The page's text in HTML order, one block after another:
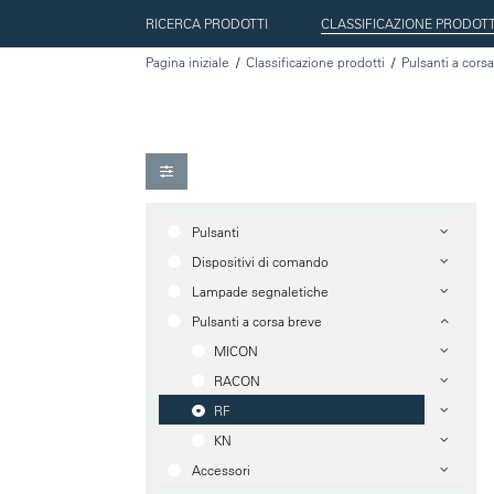
RICERCA PRODOTTI CLASSIFICAZIONE
Pagina iniziale Classificazione prodotti Pulsanti a
Pulsanti
Dispositivi di comando
Lampade segnaletiche
Pulsanti a corsa breve
MICON
RACON
RF
KN
Accessori